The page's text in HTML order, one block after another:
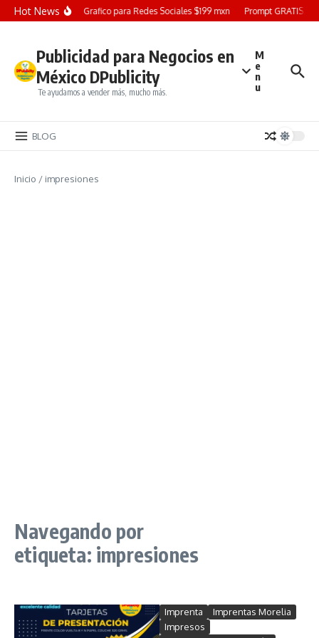
Saltar al contenido
Hot NewsDiseño Grafico para Redes Sociales $199 mxn Prompt GRATIS:
Publicidad para Negocios en
México DPublicity
Te ayudamos a vender más, mucho más.
M
e
n
u
BLOG
Inicio / impresiones
Navegando por
etiqueta: impresiones
Imprenta
Imprentas Morelia
Impresos